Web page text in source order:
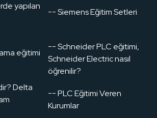
yapılan
-- Siemens Eğitim Setleri
eğitimi
-- Schneider PLC eğitimi,
Schneider Electric nasıl
öğrenilir?
Delta
-- PLC Eğitimi Veren
Kurumlar